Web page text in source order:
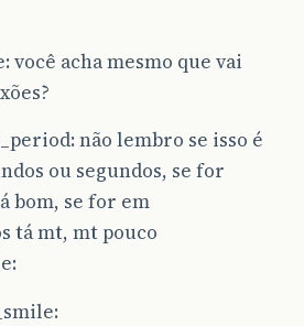
você acha mesmo que vai
não lembro se isso é
ou segundos, se for
bom, se for em
tá mt, mt pouco